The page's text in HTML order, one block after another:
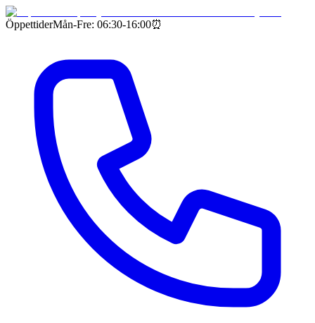
ÖppettiderMån-Fre: 06:30-16:00⏰